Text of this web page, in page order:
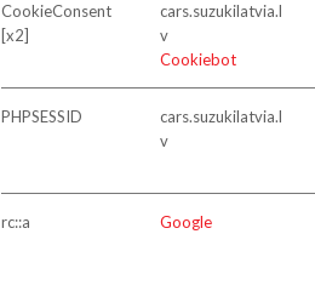
CookieConsent
[x2]
cars.suzukilatvia.l
v
Cookiebot
PHPSESSID
cars.suzukilatvia.l
v
rc::a Google